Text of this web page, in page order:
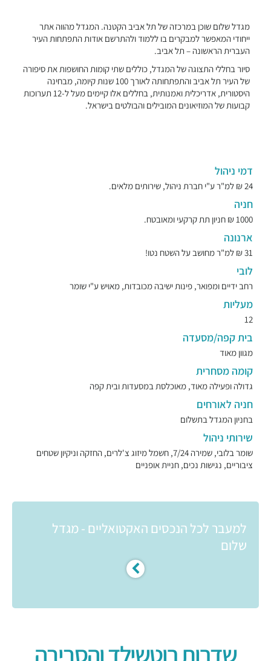
מגדל שלום שוכן במרכזה של תל אביב הקטנה. המגדל מהווה אתר
ייחודי המאפשר למבקרים בו ללמוד ולהתרשם אודות התפתחות העיר
העברית הראשונה – תל אביב.
סיור בחללי התצוגה של המגדל, כוללים שתי קומות החושפות את סיפורה
של העיר תל אביב והתפתחותה לאורך 100 שנות קיומה, מבחינה
היסטורית, אדריכלית ואמנותית, בחללים אלו קיימים מעל ל-12 תערוכות
קבועות של המוזיאונים המובילים והבולטים בישראל.
דמי ניהול
24 ₪ למ"ר ע"י חברת ניהול, שירותים מלאים.
חניה
1000 ₪ חניון תת קרקעי ומאובטח.
ארנונה
31 ₪ למ"ר מחושב על השטח נטו!
לובי
רחב ידיים ומפואר, פינות ישיבה מכובדות, מאויש ע"י שומר
מעליות
12
בית קפה/מסעדה
מגוון מאוד
קומה מסחרית
גדולה ופעילה מאוד, מאוכלסת במסעדות ובית קפה
חניה לאורחים
בחניון המגדל בתשלום
שירותי ניהול
שומר בלובי, שמירה 7/24, חשמל מיזוג צ'לרים, החזקה וניקיון שטחים
ציבוריים, נגישות נכים, חניית אופניים
למעבר לכל הנכסים האקטואליים - מגדל
שלום
שדרות רוטשילד והסביבה